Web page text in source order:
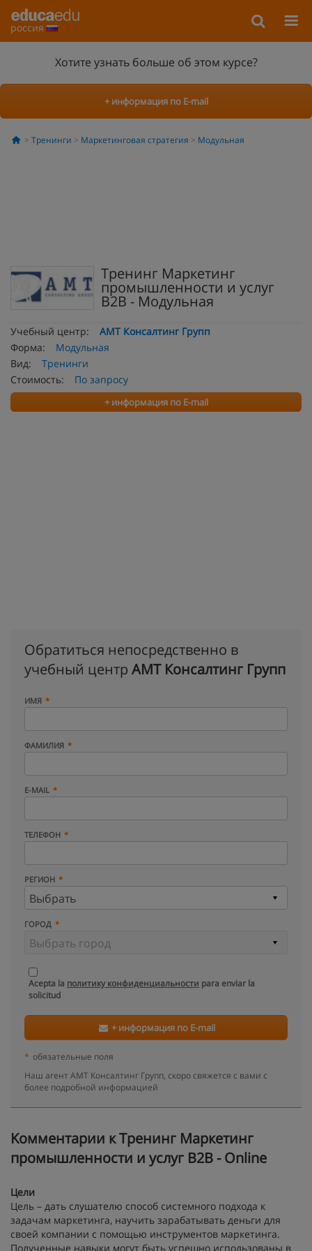
россия
Хотите узнать больше об этом курсе?
+ информация по E-mail
Тренинги Маркетинговая стратегия Модульная
Тренинг Маркетинг
промышленности и услуг
В2В - Модульная
Учебный центр:
АМТ Консалтинг Групп
Форма:
Модульная
Вид:
Тренинги
Стоимость:
По запросу
+ информация по E-mail
Обратиться непосредственно в
учебный центр АМТ Консалтинг Групп
ИМЯ
ФАМИЛИЯ
E-MAIL
ТЕЛЕФОН
РЕГИОН
ГОРОД
Acepta la политику конфиденциальности para enviar la
solicitud
+ информация по E-mail
* обязательные поля
Наш агент АМТ Консалтинг Групп, скоро свяжется с вами с
более подробной информацией
Kомментарии к Тренинг Маркетинг
промышленности и услуг В2В - Online
Цели
Цель – дать слушателю способ системного подхода к
задачам маркетинга, научить зарабатывать деньги для
своей компании с помощью инструментов маркетинга.
Полученные навыки могут быть успешно использованы в